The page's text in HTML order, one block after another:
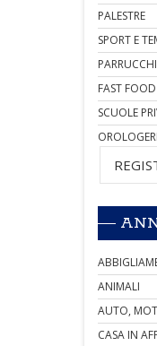
PALESTRE
SPORT E
FAST FOOD
SCUOLE
ANIMALI
AUTO,
CASA IN